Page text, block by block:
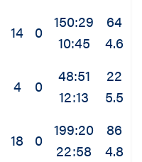
14 0
150:29
10:45
64
4.6
4 0
48:51
12:13
22
5.5
18 0
199:20
22:58
86
4.8